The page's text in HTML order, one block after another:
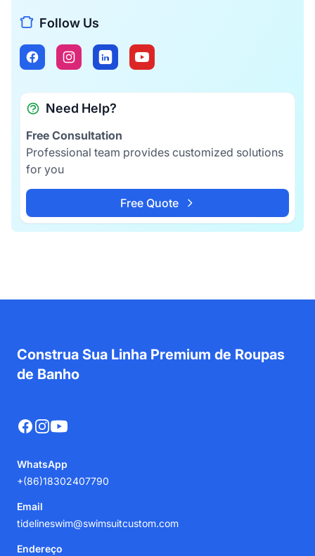
Follow Us
Need Help?
Free Consultation
Professional team provides customized solutions
for you
Free Quote
Construa Sua Linha Premium de Roupas
de Banho
Facebook
Instagram
YouTube
WhatsApp
+(86)18302407790
Email
tidelineswim@swimsuitcustom.com
Endereço